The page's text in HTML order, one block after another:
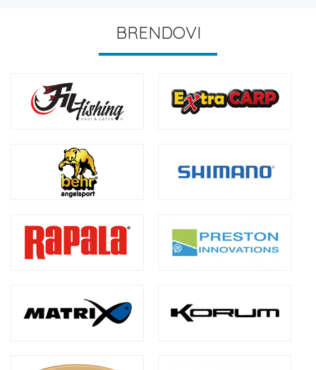
BRENDOVI